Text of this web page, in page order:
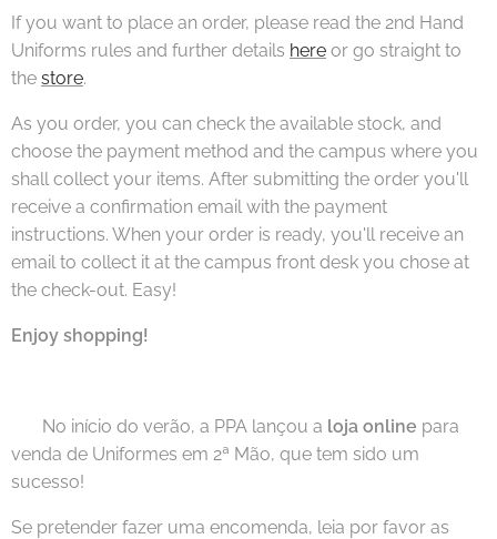
If you want to place an order, please read the 2nd Hand
Uniforms rules and further details here or go straight to
the store.
As you order, you can check the available stock, and
choose the payment method and the campus where you
shall collect your items. After submitting the order you'll
receive a confirmation email with the payment
instructions. When your order is ready, you'll receive an
email to collect it at the campus front desk you chose at
the check-out. Easy!
Enjoy shopping!
🇵🇹 No início do verão, a PPA lançou a loja online para
venda de Uniformes em 2ª Mão, que tem sido um
sucesso!
Se pretender fazer uma encomenda, leia por favor as